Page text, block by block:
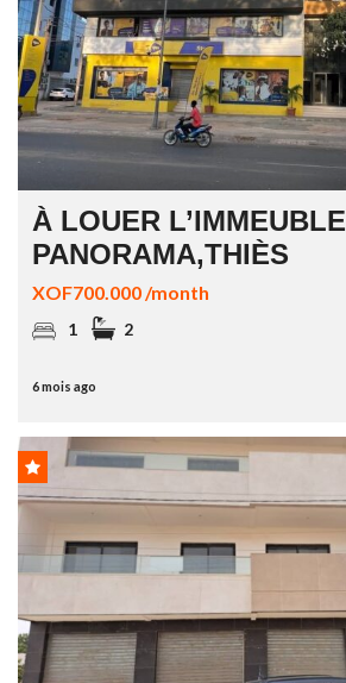
À LOUER L’IMMEUBLE
PANORAMA,THIÈS
XOF700.000 /month
1 2
6 mois ago